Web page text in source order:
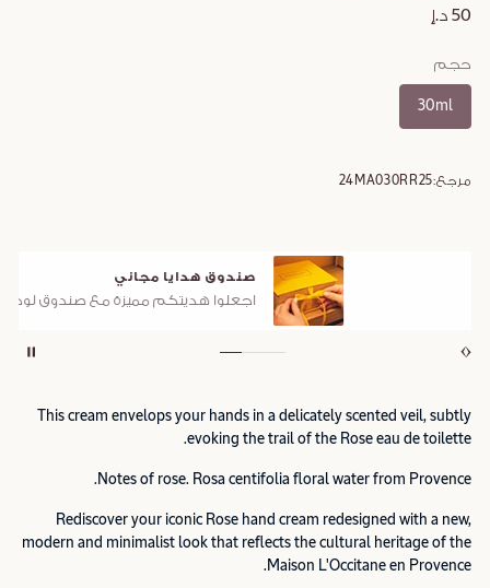
50 د.إ
حجم
30ml
مرجع:24MA030RR25
صندوق هدايا مجاني
اجعلوا هديتكم مميزة مع صندوق لوكسيتان الأيقوني
This cream envelops your hands in a delicately scented veil, subtly
evoking the trail of the Rose eau de toilette.
Notes of rose. Rosa centifolia floral water from Provence.
Rediscover your iconic Rose hand cream redesigned with a new,
modern and minimalist look that reflects the cultural heritage of the
Maison L'Occitane en Provence.